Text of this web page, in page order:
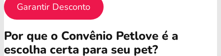
Garantir Desconto
Por que o Convênio Petlove é a
escolha certa para seu pet?